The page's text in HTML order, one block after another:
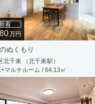
着
万円
ぬくもり
北千束 （北千束駅）
マルチルーム / 64.13㎡